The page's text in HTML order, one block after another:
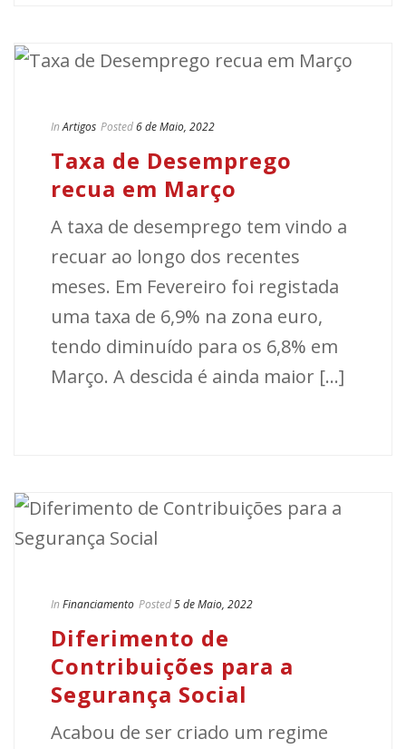
In Artigos Posted6 de Maio, 2022
Taxa de Desemprego
recua em Março
A taxa de desemprego tem vindo a
recuar ao longo dos recentes
meses. Em Fevereiro foi registada
uma taxa de 6,9% na zona euro,
tendo diminuído para os 6,8% em
Março. A descida é ainda maior [...]
In Financiamento Posted5 de Maio, 2022
Diferimento de
Contribuições para a
Segurança Social
Acabou de ser criado um regime